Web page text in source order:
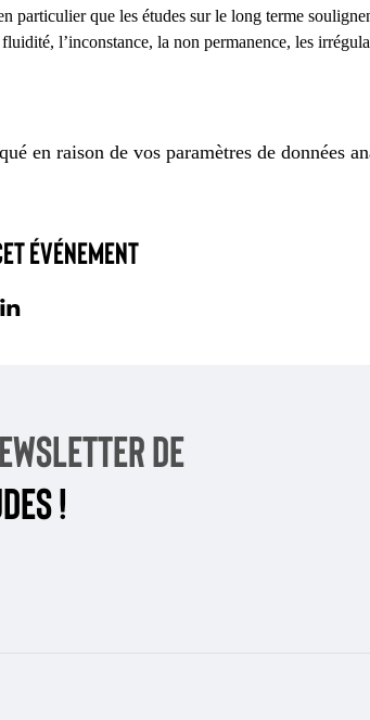
particulier que les études sur le long terme
l’inconstance, la non permanence, les
en raison de vos paramètres de données
événement
de
!